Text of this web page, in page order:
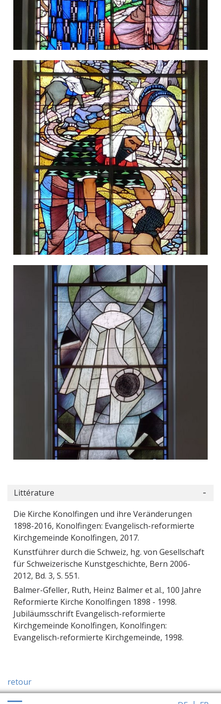
Littérature
Die Kirche Konolfingen und ihre Veränderungen
1898-2016, Konolfingen: Evangelisch-reformierte
Kirchgemeinde Konolfingen, 2017.
Kunstführer durch die Schweiz, hg. von Gesellschaft
für Schweizerische Kunstgeschichte, Bern 2006-
2012, Bd. 3, S. 551.
Balmer-Gfeller, Ruth, Heinz Balmer et al., 100 Jahre
Reformierte Kirche Konolfingen 1898 - 1998.
Jubiläumsschrift Evangelisch-reformierte
Kirchgemeinde Konolfingen, Konolfingen:
Evangelisch-reformierte Kirchgemeinde, 1998.
retour